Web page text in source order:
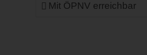
Mit ÖPNV erreichbar